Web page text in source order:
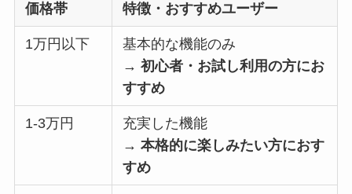
価格帯 特徴・おすすめユーザー
1万円以下
基本的な機能のみ
→ 初心者・お試し利用の方にお
すすめ
1-3万円
充実した機能
→ 本格的に楽しみたい方におす
すめ